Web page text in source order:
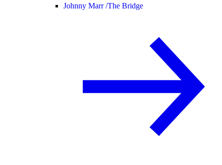
Johnny Marr /The Bridge